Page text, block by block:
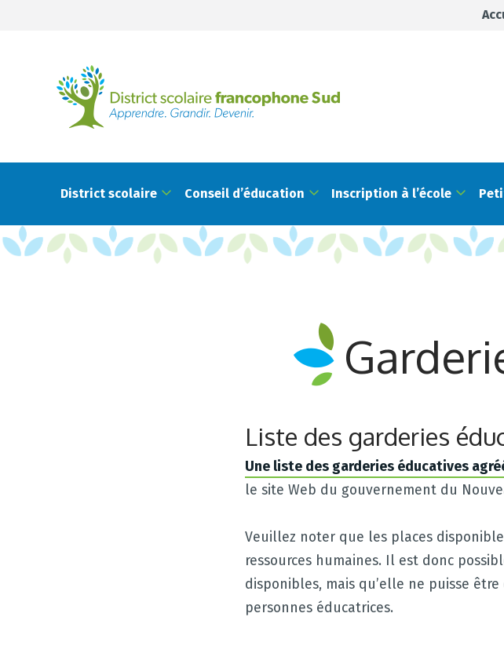
District scolaire Conseil d’éducation Inscription à l’école
Liste des garderies
Une liste des garderies éducatives
le site Web du gouvernement du
Veuillez noter que les places
ressources humaines. Il est donc
disponibles, mais qu’elle ne puisse
personnes éducatrices.